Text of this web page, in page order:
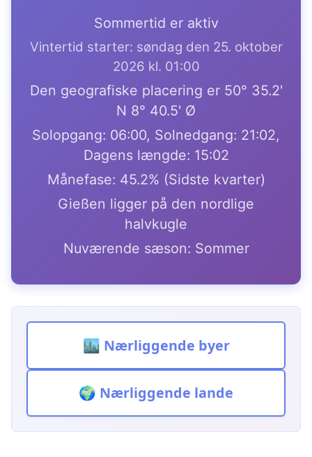
Sommertid er aktiv
Vintertid starter: søndag den 25. oktober
2026 kl. 01:00
Den geografiske placering er 50° 35.2'
N 8° 40.5' Ø
Solopgang: 06:00, Solnedgang: 21:02,
Dagens længde: 15:02
Månefase: 45.2% (Sidste kvarter)
Gießen ligger på den nordlige
halvkugle
Nuværende sæson: Sommer
🏙️ Nærliggende byer
🌍 Nærliggende lande